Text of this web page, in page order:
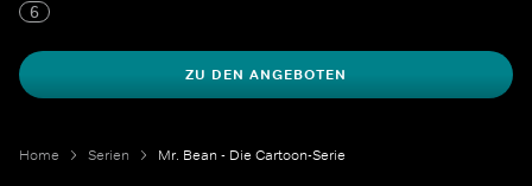
6
ZU DEN ANGEBOTEN
Home Serien Mr. Bean - Die Cartoon-Serie